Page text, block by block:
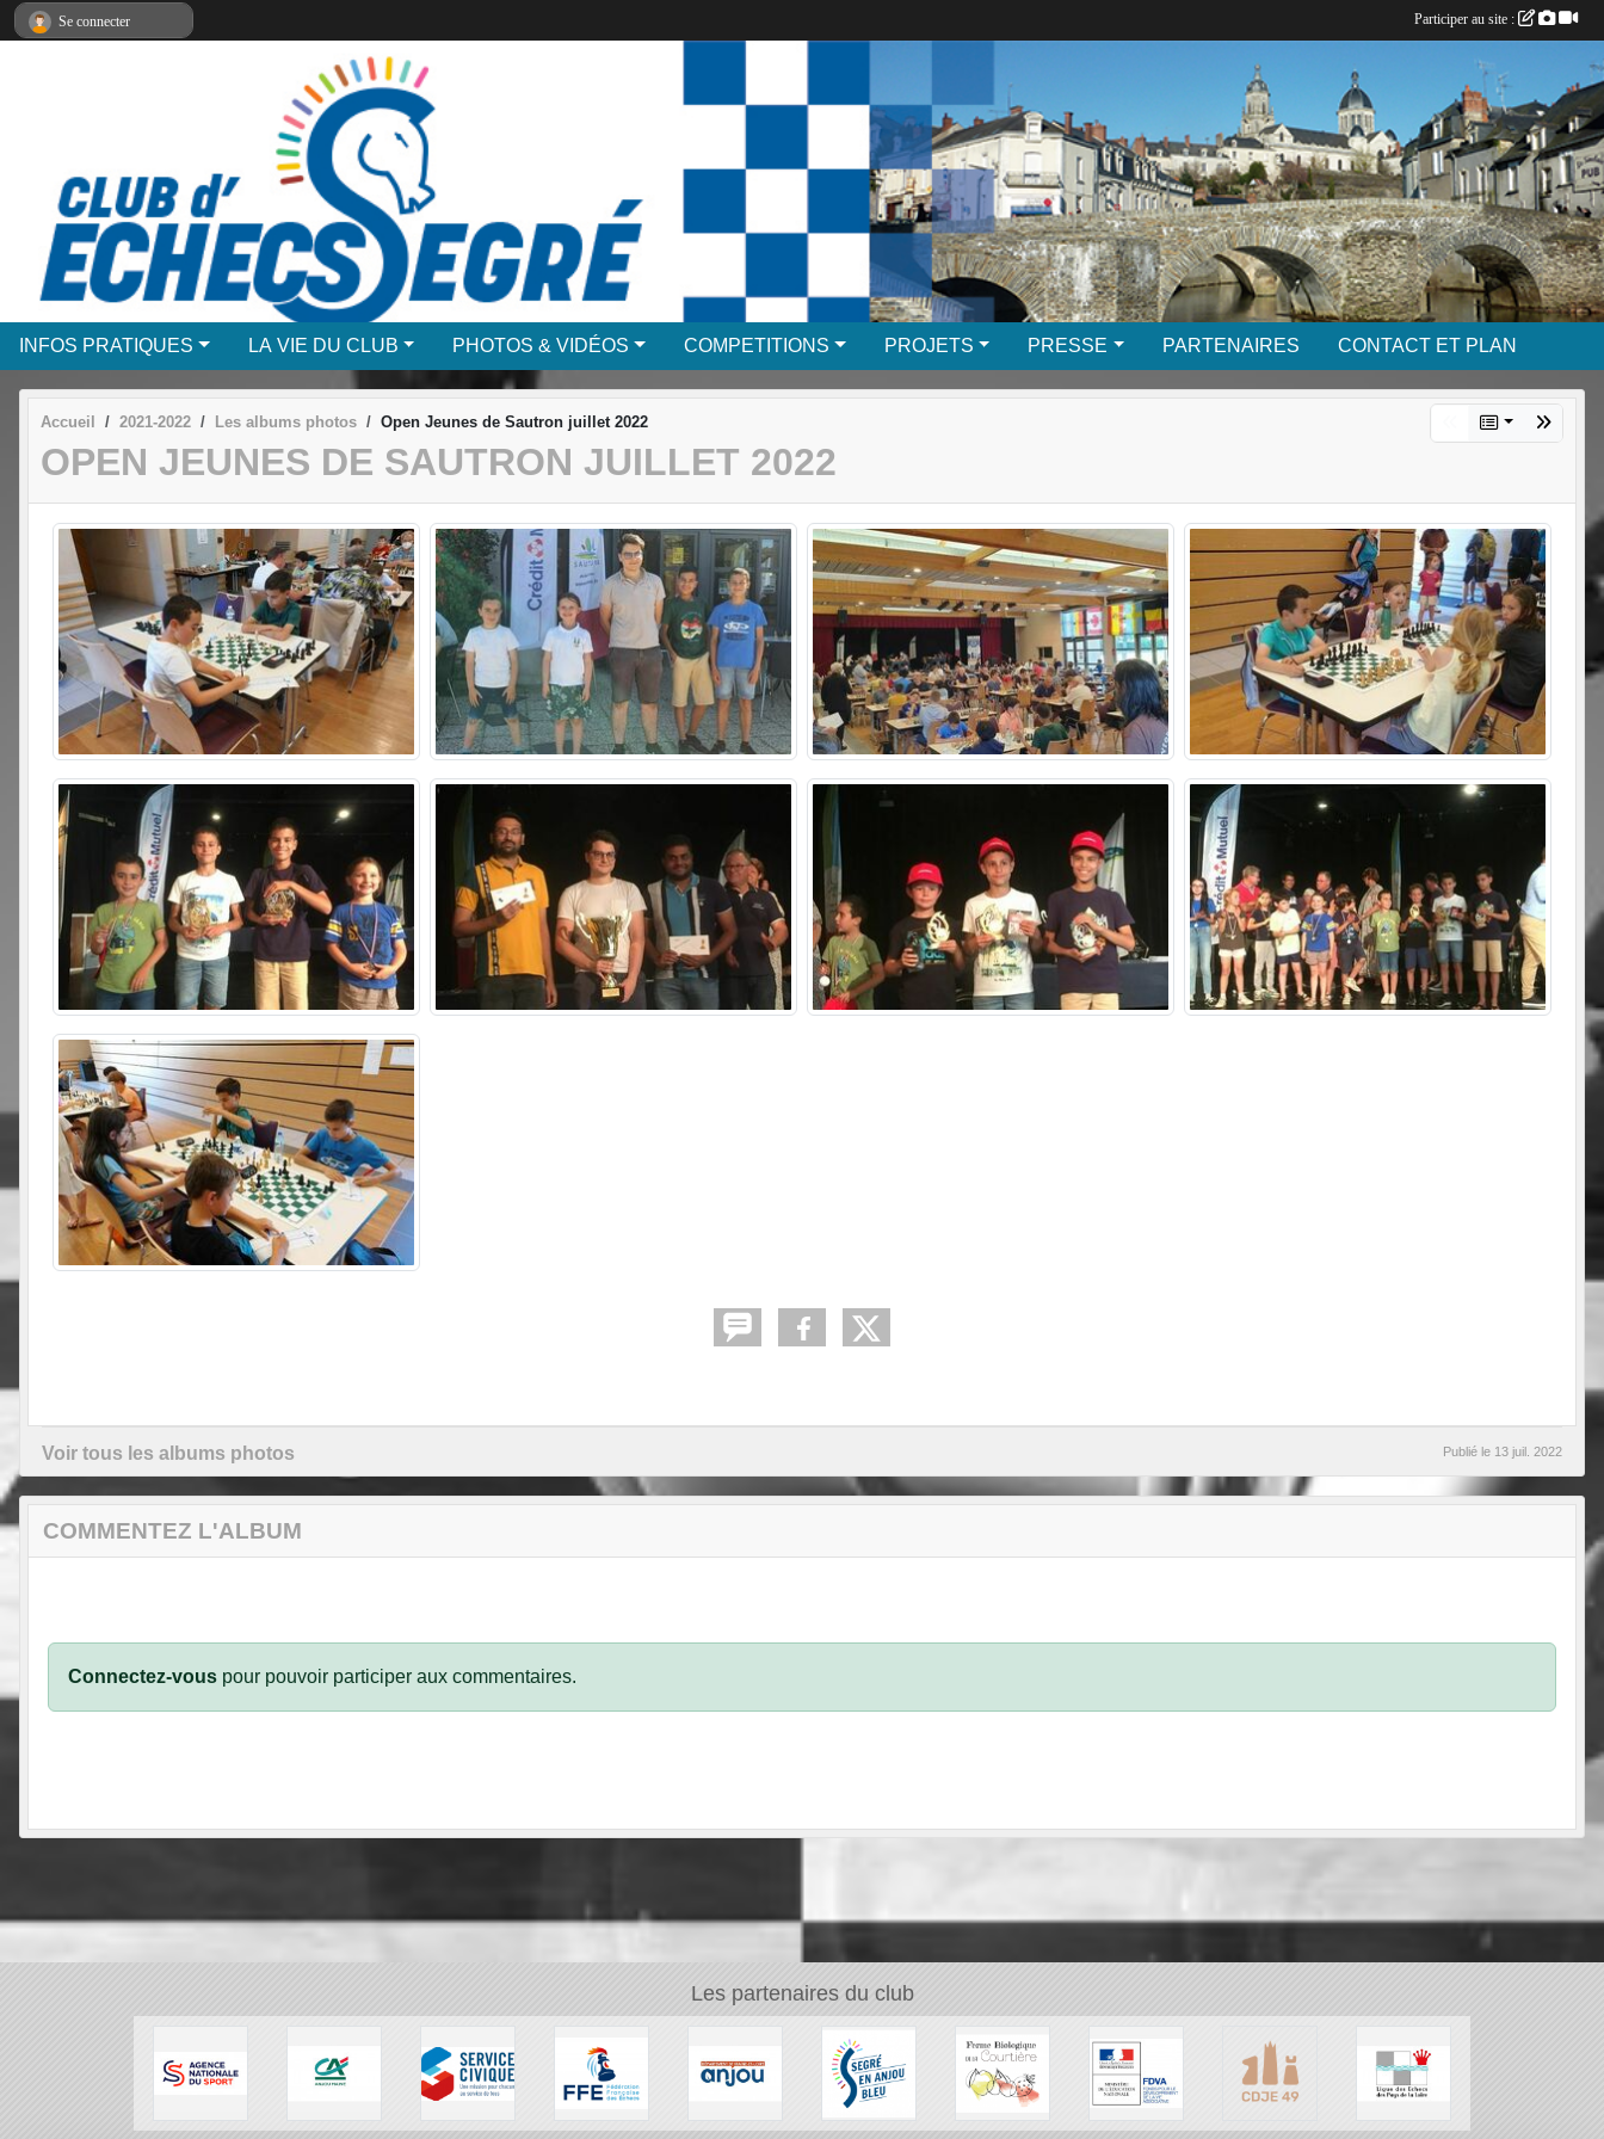
INFOS PRATIQUES LA VIE DU CLUB PHOTOS & VIDÉOS COMPETITIONS PROJETS PRESSE PARTENAIRES CONTACT ET PLAN
Accueil 2021-2022 Les albums photos Open Jeunes de Sautron juillet 2022
OPEN JEUNES DE SAUTRON JUILLET 2022
Voir tous les albums photos Publié le 13 juil. 2022
COMMENTEZ L'ALBUM
Connectez-vous pour pouvoir participer aux commentaires.
Les partenaires du club
Se connecter Participer au site :
Panneau de gestion des cookies